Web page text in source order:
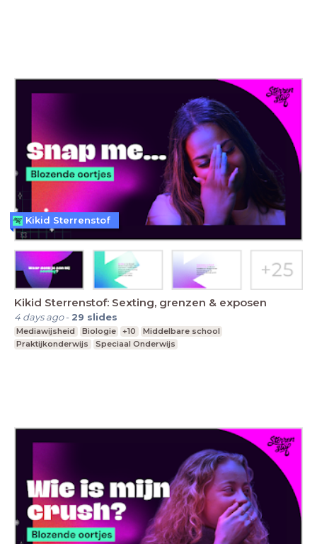
Kikid Sterrenstof: Sexting, grenzen & exposen
4 days ago- 29 slides
Mediawijsheid Biologie +10
Middelbare school
Praktijkonderwijs
Speciaal Onderwijs
Kikid Sterrenstof